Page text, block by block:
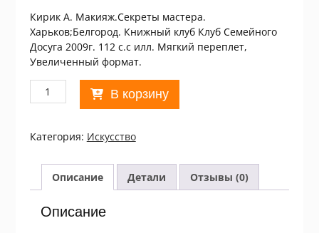
Кирик А. Макияж.Секреты мастера.
Харьков;Белгород. Книжный клуб Клуб Семейного
Досуга 2009г. 112 с.с илл. Мягкий переплет,
Увеличенный формат.
Количество
товара
Макияж
Секреты
мастера
В корзину
Категория: Искусство
Описание Детали Отзывы (0)
Описание